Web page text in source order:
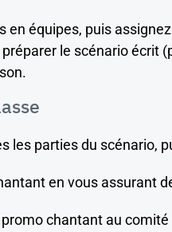
en équipes, puis
le scénario écrit
les parties du scénario,
en vous assurant
chantant au